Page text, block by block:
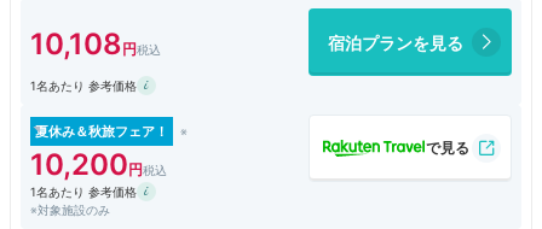
エレベーターはカードキーをタッチする必要がなく、部屋の電源もカード
キーを壁のスロットに差し込む必要がない｡
洗面台は広くて椅子まであり使いやすかったが、混合水栓ではなく水と湯
浴室もバスタブに溜める水栓はサーモスタットなしの湯水別々なので、客
室のバスを利用する人はあまりいないのではないかと思われた｡
大浴場は建物の外にあり途中の通路に袢纏が用意されていたが、冬に行く
には防寒対策が必要だった｡
何より驚いたのは脱衣場と浴場の間に壁がないこと｡
10,108 宿泊プランを見る
1名あたり 参考価格
夏休み＆秋旅フェア！
10,200
1名あたり 参考価格
※対象施設のみ